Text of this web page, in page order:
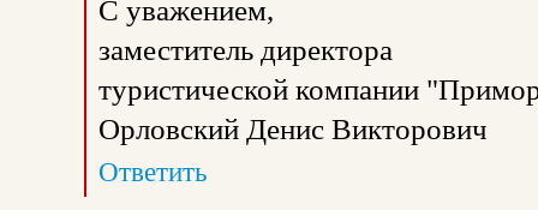
С уважением,
заместитель директора
туристической компании
Орловский Денис Викторович
Ответить